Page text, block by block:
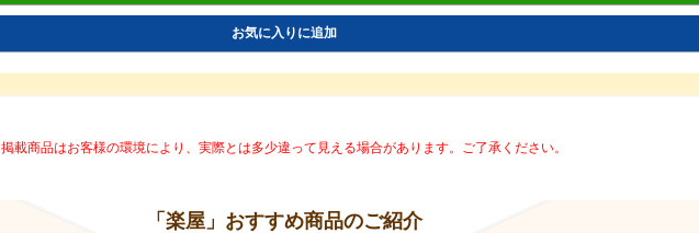
お気に入りに追加
掲載商品はお客様の環境により、実際とは多少違って見える場合があります。ご了承ください。
「楽屋」おすすめ商品のご紹介